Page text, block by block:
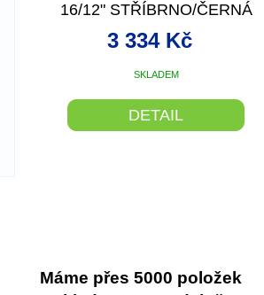
16/12" STŘÍBRNO/ČERNÁ
SKLADEM
3 334 Kč
DETAIL
Máme přes 5000 položek